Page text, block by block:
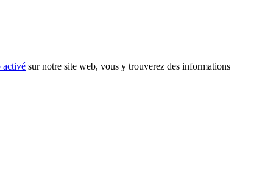
activé sur notre site web, vous y trouverez des informations